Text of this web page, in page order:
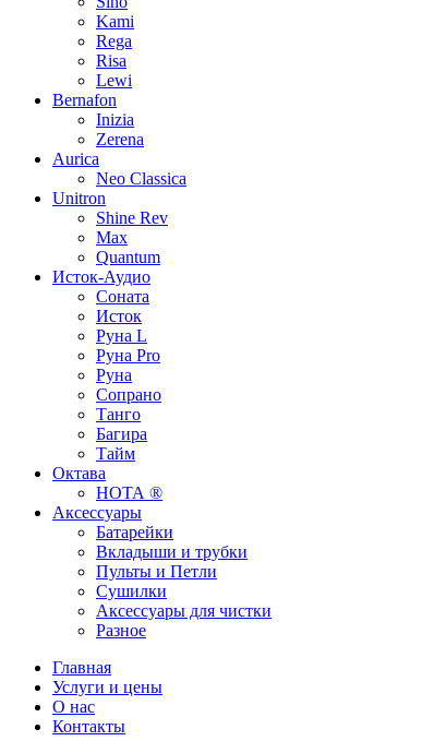
Kami
Rega
Risa
Lewi
Bernafon
Inizia
Zerena
Aurica
Neo Classica
Unitron
Shine Rev
Max
Quantum
Исток-Аудио
Соната
Исток
Руна L
Руна Pro
Руна
Сопрано
Танго
Багира
Тайм
Октава
НОТА ®
Аксессуары
Батарейки
Вкладыши и трубки
Пульты и Петли
Сушилки
Аксессуары для чистки
Разное
Главная
Услуги и цены
О нас
Контакты